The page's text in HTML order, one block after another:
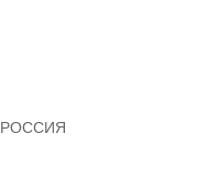
РОССИЯ